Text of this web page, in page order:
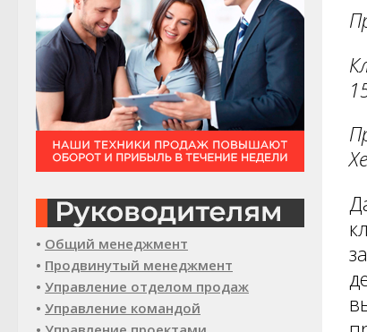
• Общий менеджмент
• Продвинутый менеджмент
• Управление отделом продаж
• Управление командой